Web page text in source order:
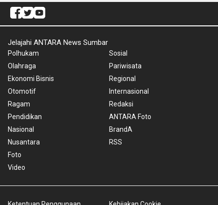
Jelajahi ANTARA News Sumbar
Polhukam
Olahraga
Ekonomi Bisnis
Otomotif
Ragam
Pendidikan
Nasional
Nusantara
Foto
Video
Sosial
Pariwisata
Regional
Internasional
Redaksi
ANTARA Foto
BrandA
RSS